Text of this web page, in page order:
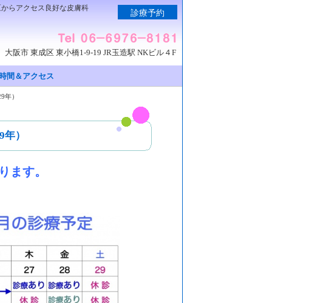
らアクセス良好な皮膚科 診療予約
大阪市 東成区 東小橋1-9-19 JR玉造駅 NKビル４F
間＆アクセス
年）
）
ます。